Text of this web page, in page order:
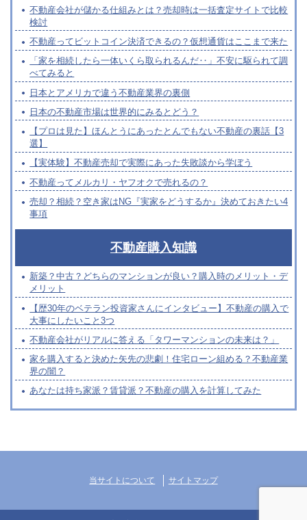
不動産会社が儲かる仕組みとは？売却時は一括査定サイトで比較
検討
不動産ってビットコイン決済できるの？仮想通貨はここまで来た
「家を相続したら一体いくら取られるんだ‥」不安に駆られて調
べてみると
日本とアメリカで違う不動産業界の裏側
日本の不動産市場は世界的にみるとどう？
【プロは見た】ほんとうにあったとんでもない不動産の裏話【3
選】
【実体験】不動産売却で実際にあった失敗談から学ぼう
不動産ってメルカリ・ヤフオクで売れるの？
売却？相続？空き家はNG『実家をどうするか』決めておきたい4
事項
不動産購入知識
新築？中古？どちらのマンションが良い？購入時のメリット・デ
メリット
【歴30年のベテラン投資家さんにインタビュー】不動産の購入で
大事にしたいこと3つ
不動産会社がリアルに答える「タワーマンションの未来は？」
家を購入すると決めた矢先の悲劇！住宅ローン組める？不動産業
界の闇？
あなたは持ち家派？賃貸派？不動産の購入を計算してみた
当サイトについて サイトマップ